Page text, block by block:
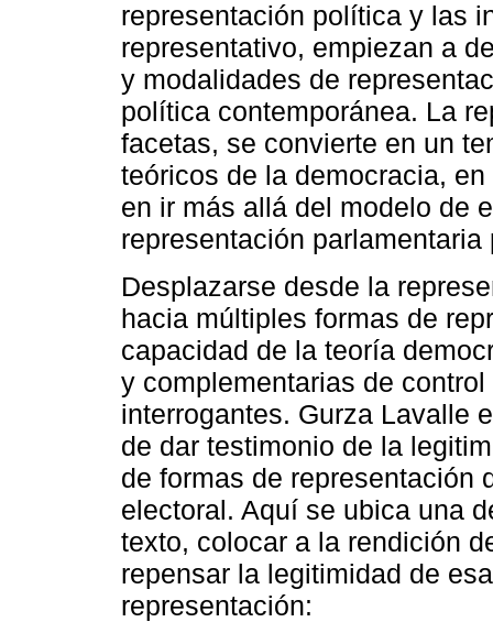
representación política y las
representativo, empiezan a
y modalidades de
política contemporánea. La
facetas, se convierte en un
teóricos de la democracia,
en ir más allá del modelo de
representación
Desplazarse desde la
hacia múltiples formas de
capacidad de la teoría
y complementarias de
interrogantes. Gurza Lavalle
de dar testimonio de la
de formas de representación
electoral. Aquí se ubica una
texto, colocar a la rendición
repensar la legitimidad de
representación: